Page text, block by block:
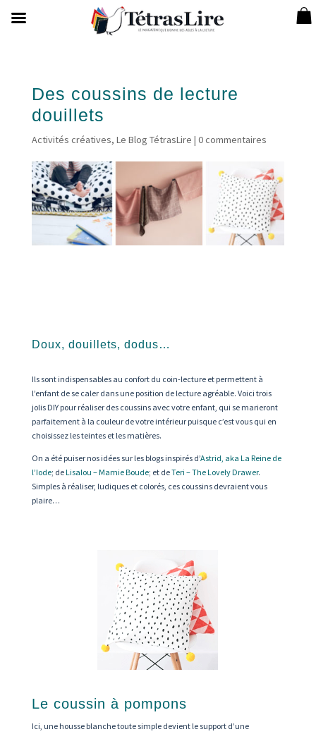
Des coussins de lecture
douillets
Activités créatives, Le Blog TétrasLire | 0 commentaires
Doux, douillets, dodus…
Ils sont indispensables au confort du coin-lecture et permettent à
l’enfant de se caler dans une position de lecture agréable. Voici trois
jolis DIY pour réaliser des coussins avec votre enfant, qui se marieront
parfaitement à la couleur de votre intérieur puisque c’est vous qui en
choisissez les teintes et les matières.
On a été puiser nos idées sur les blogs inspirés d’Astrid, aka La Reine de
l’Iode; deLisalou – Mamie Boude; et deTeri – The Lovely Drawer.
Simples à réaliser, ludiques et colorés, ces coussins devraient vous
plaire…
Le coussin à pompons
Ici, une housse blanche toute simple devient le support d’une